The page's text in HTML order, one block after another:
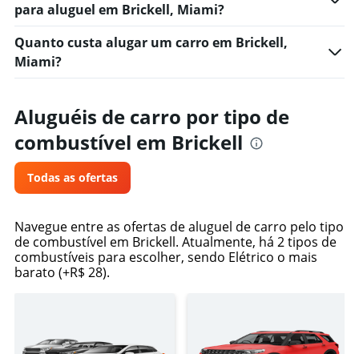
para aluguel em Brickell, Miami?
Quanto custa alugar um carro em Brickell,
Miami?
Aluguéis de carro por tipo de
combustível em Brickell
Todas as ofertas
Navegue entre as ofertas de aluguel de carro pelo tipo
de combustível em Brickell. Atualmente, há 2 tipos de
combustíveis para escolher, sendo Elétrico o mais
barato (+R$ 28).